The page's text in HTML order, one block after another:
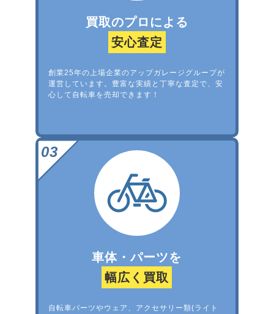
買取のプロによる
安心査定
創業25年の上場企業のアップガレージグループが
運営しています。豊富な実績と丁寧な査定で、安
心して自転車を売却できます！
車体・パーツを
幅広く買取
自転車パーツやウェア、アクセサリー類(ライト